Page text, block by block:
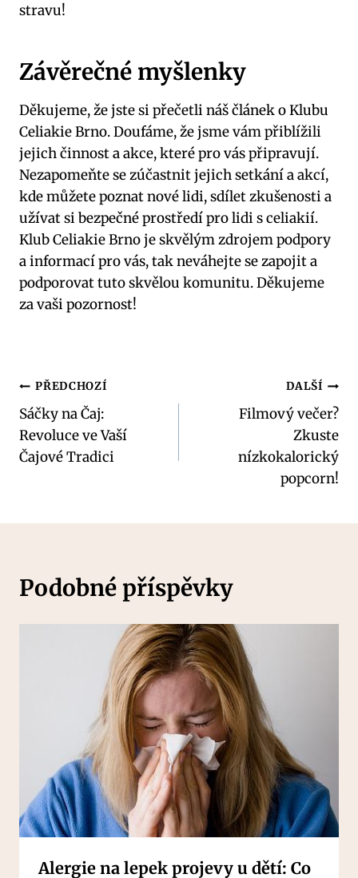
stravu!
Závěrečné myšlenky
Děkujeme, že jste si přečetli náš článek o Klubu
Celiakie Brno. Doufáme, že jsme vám přiblížili
jejich činnost a akce, které pro vás připravují.
Nezapomeňte se zúčastnit jejich setkání a akcí,
kde můžete poznat nové lidi, sdílet zkušenosti a
užívat si bezpečné prostředí pro lidi s celiakií.
Klub Celiakie Brno je skvělým zdrojem podpory
a informací pro vás, tak neváhejte se zapojit a
podporovat tuto skvělou komunitu. Děkujeme
za vaši pozornost!
Navigace
pro
příspěvek
PŘEDCHOZÍ
Sáčky na Čaj:
Revoluce ve Vaší
Čajové Tradici
DALŠÍ
Filmový večer?
Zkuste
nízkokalorický
popcorn!
Podobné příspěvky
Alergie na lepek projevy u dětí: Co